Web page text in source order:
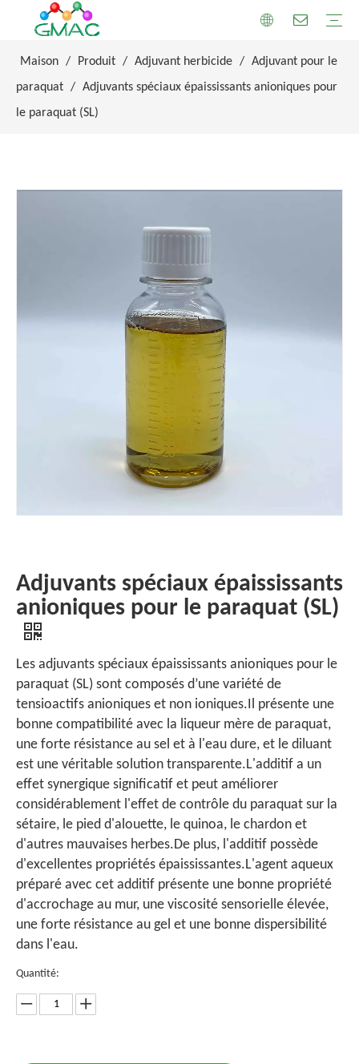
Maison / Produit / Adjuvant herbicide / Adjuvant pour le
paraquat / Adjuvants spéciaux épaississants anioniques pour
le paraquat (SL)
Adjuvants spéciaux épaississants
anioniques pour le paraquat (SL)
Les adjuvants spéciaux épaississants anioniques pour le
paraquat (SL) sont composés d’une variété de
tensioactifs anioniques et non ioniques.Il présente une
bonne compatibilité avec la liqueur mère de paraquat,
une forte résistance au sel et à l'eau dure, et le diluant
est une véritable solution transparente.L'additif a un
effet synergique significatif et peut améliorer
considérablement l'effet de contrôle du paraquat sur la
sétaire, le pied d'alouette, le quinoa, le chardon et
d'autres mauvaises herbes.De plus, l'additif possède
d'excellentes propriétés épaississantes.L'agent aqueux
préparé avec cet additif présente une bonne propriété
d'accrochage au mur, une viscosité sensorielle élevée,
une forte résistance au gel et une bonne dispersibilité
dans l'eau.
Quantité: